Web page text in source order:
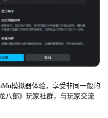
模拟器体验，享受非同一般的
八部》玩家社群，与玩家交流